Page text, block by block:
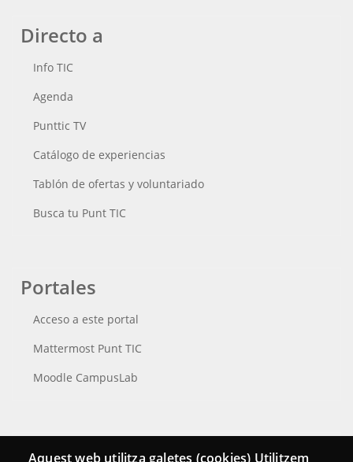
Directo a
Info TIC
Agenda
Punttic TV
Catálogo de experiencias
Tablón de ofertas y voluntariado
Busca tu Punt TIC
Portales
Acceso a este portal
Mattermost Punt TIC
Moodle CampusLab
Conecta
Aquest web utilitza galetes (cookies) Utilitzem